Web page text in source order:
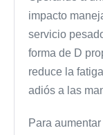
impacto
servicio
forma de D
reduce la
adiós a las
Para